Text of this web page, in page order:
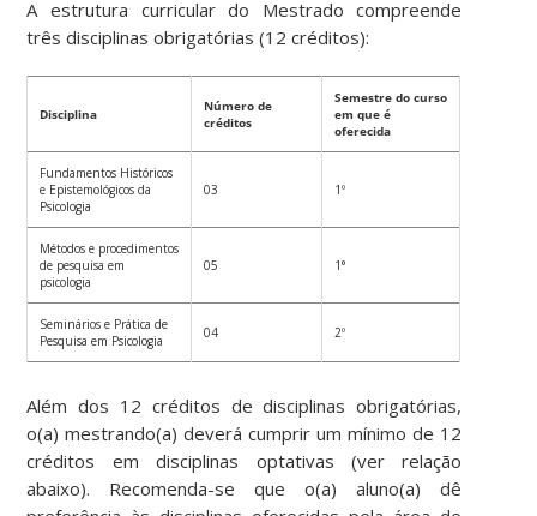
A estrutura curricular do Mestrado compreende
três disciplinas obrigatórias (12 créditos):
Disciplina
Número de
créditos
Semestre do curso
em que é
oferecida
Fundamentos Históricos
e Epistemológicos da
Psicologia
03 1º
Métodos e procedimentos
de pesquisa em
psicologia
05 1°
Seminários e Prática de
Pesquisa em Psicologia
04 2º
Além dos 12 créditos de disciplinas obrigatórias,
o(a) mestrando(a) deverá cumprir um mínimo de 12
créditos em disciplinas optativas (ver relação
abaixo). Recomenda-se que o(a) aluno(a) dê